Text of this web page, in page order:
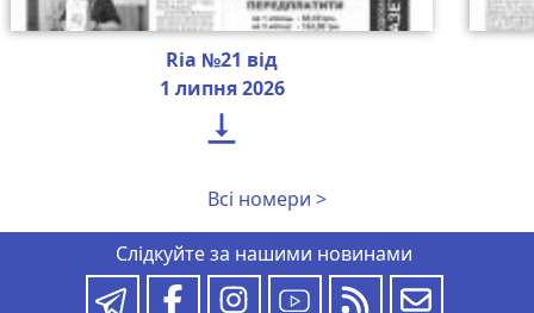
Ria №21 від
1 липня 2026

Всі номери >
Слідкуйте за нашими новинами